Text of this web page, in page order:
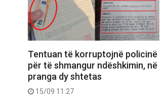
Tentuan të korruptojnë policinë
për të shmangur ndëshkimin, në
pranga dy shtetas
15/09 11:27